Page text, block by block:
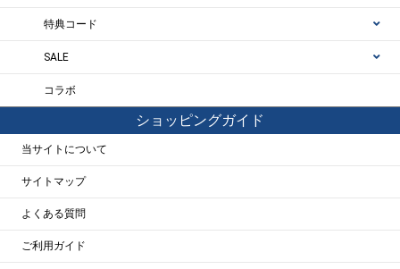
特典コード
SALE
コラボ
ショッピングガイド
当サイトについて
サイトマップ
よくある質問
ご利用ガイド